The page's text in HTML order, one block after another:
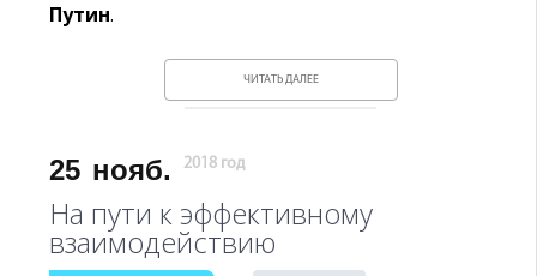
Путин.
ЧИТАТЬ ДАЛЕЕ
25 нояб. 2018 год
На пути к эффективному
взаимодействию